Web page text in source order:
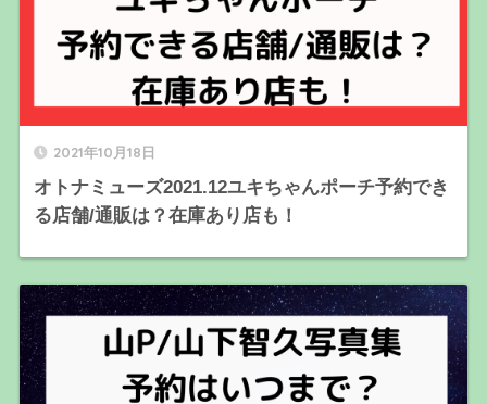
2021年10月18日
オトナミューズ2021.12ユキちゃんポーチ予約でき
る店舗/通販は？在庫あり店も！